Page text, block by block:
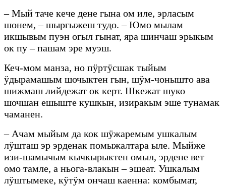
– Мый таче кече дене гына ом иле, эрласым
шонем, – шыргыжеш тудо. – Юмо мылам
икшывым пуэн огыл гынат, яра шинчаш эрыкым
ок пу – пашам эре муэш.
Кеч-мом манза, но пӱртӱсшак тыйым
ӱдырамашым шочыктен гын, шӱм-чонышто ава
шижмаш лийдежат ок керт. Шкежат шуко
шочшан ешыште кушкын, изиракым эше тунамак
чаманен.
– Ачам мыйым да кок шӱжаремым ушкалым
лӱшташ эр эрденак помыжалтара ыле. Мыйже
изи-шамычым кычкырыктен омыл, эрдене вет
омо тамле, а ньога-влакын – эшеат. Ушкалым
лӱштымеке, кӱтӱм ончаш каенна: комбымат,